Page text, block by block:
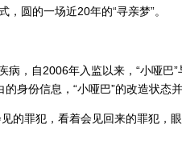
圆的一场近20年的“寻亲梦”。
，自2006年入监以来，“小哑巴
身份信息，“小哑巴”的改造状态并
的罪犯，看着会见回来的罪犯，